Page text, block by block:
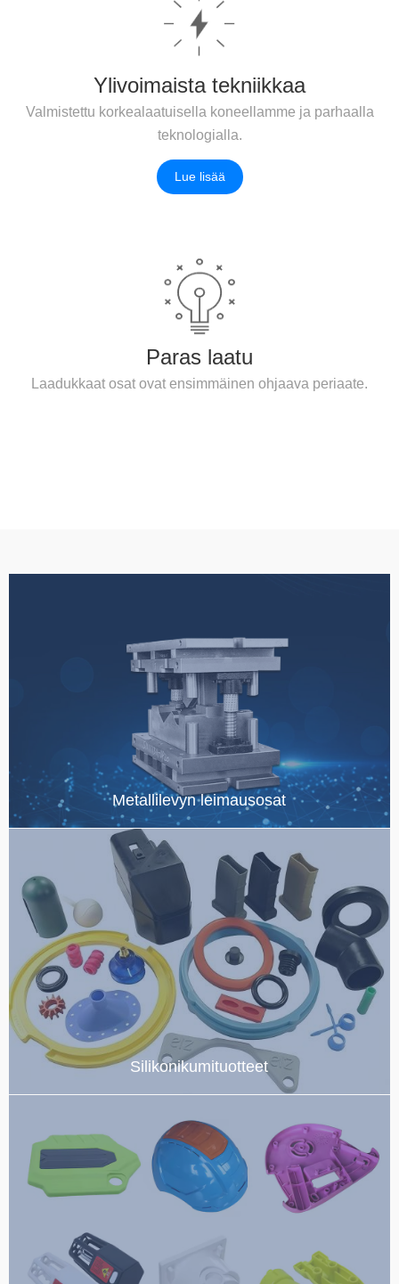
Ylivoimaista tekniikkaa
Valmistettu korkealaatuisella koneellamme ja parhaalla
teknologialla.
Lue lisää
Paras laatu
Laadukkaat osat ovat ensimmäinen ohjaava periaate.
Metallilevyn leimausosat
Silikonikumituotteet